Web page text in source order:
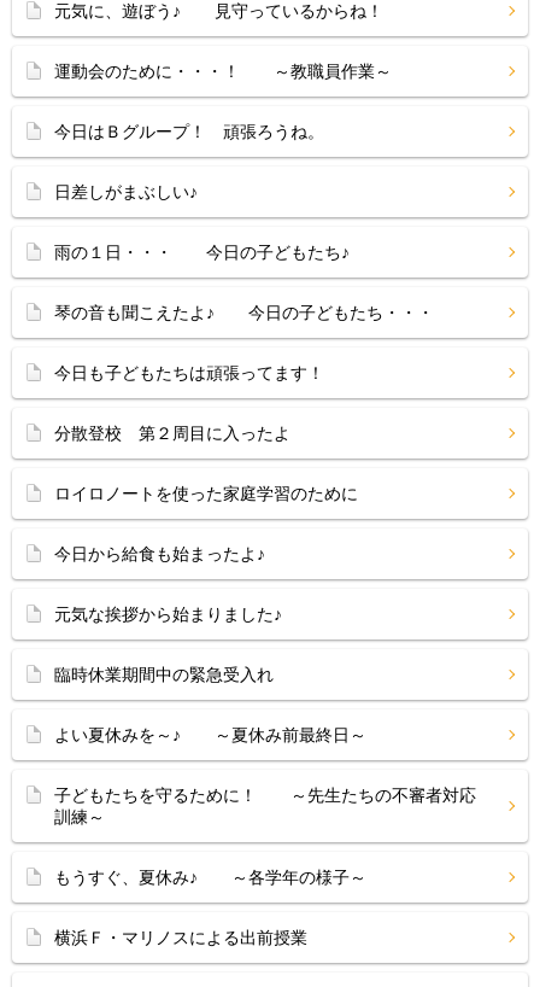
元気に、遊ぼう♪ 見守っているからね！
運動会のために・・・！ ～教職員作業～
今日はＢグループ！ 頑張ろうね。
日差しがまぶしい♪
雨の１日・・・ 今日の子どもたち♪
琴の音も聞こえたよ♪ 今日の子どもたち・・・
今日も子どもたちは頑張ってます！
分散登校 第２周目に入ったよ
ロイロノートを使った家庭学習のために
今日から給食も始まったよ♪
元気な挨拶から始まりました♪
臨時休業期間中の緊急受入れ
よい夏休みを～♪ ～夏休み前最終日～
子どもたちを守るために！ ～先生たちの不審者対応
訓練～
もうすぐ、夏休み♪ ～各学年の様子～
横浜Ｆ・マリノスによる出前授業